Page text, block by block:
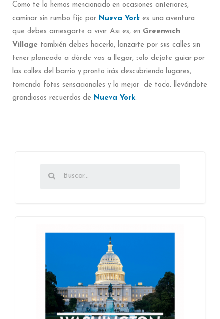
Como te lo hemos mencionado en ocasiones anteriores,
caminar sin rumbo fijo por Nueva York es una aventura
que debes arriesgarte a vivir. Así es, en Greenwich
Village también debes hacerlo, lanzarte por sus calles sin
tener planeado a dónde vas a llegar, solo dejate guiar por
las calles del barrio y pronto irás descubriendo lugares,
tomando fotos sensacionales y lo mejor de todo, llevándote
grandiosos recuerdos de Nueva York.